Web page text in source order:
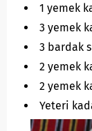
1 yemek
3 yemek
3 bardak
2 yemek
2 yemek
Yeteri